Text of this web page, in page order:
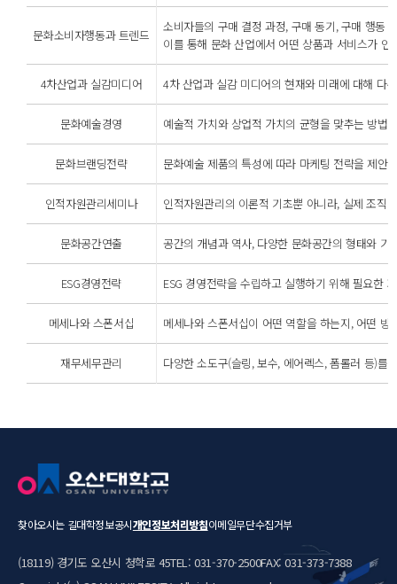
문화소비자행동과 트렌드
소비자들의 구매 결정 과정, 구매 동기, 구매 행동
이를 통해 문화 산업에서 어떤 상품과 서비스가
4차산업과 실감미디어 4차 산업과 실감 미디어의 현재와 미래에 대해 다
문화예술경영 예술적 가치와 상업적 가치의 균형을 맞추는 방법
문화브랜딩전략 문화예술 제품의 특성에 따라 마케팅 전략을 제안
인적자원관리세미나 인적자원관리의 이론적 기초뿐 아니라, 실제 조직
문화공간연출 공간의 개념과 역사, 다양한 문화공간의 형태와
ESG경영전략 ESG 경영전략을 수립하고 실행하기 위해 필요한
메세나와 스폰서십 메세나와 스폰서십이 어떤 역할을 하는지, 어떤
재무세무관리 다양한 소도구(슬링, 보수, 에어렉스, 폼롤러 등)
찾아오시는 길대학정보공시개인정보처리방침이메일무단수집거부
(18119) 경기도 오산시 청학로 45TEL: 031-370-2500FAX: 031-373-7388